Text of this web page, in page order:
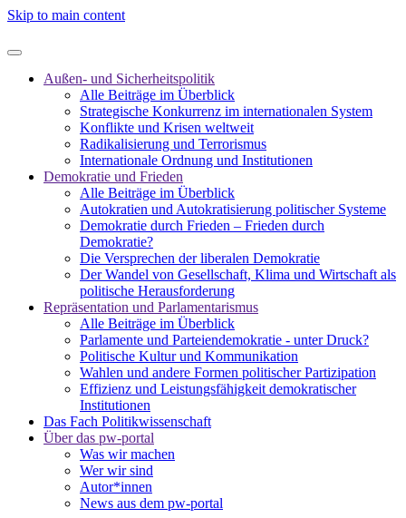
Skip to main content
Außen- und Sicherheitspolitik
Alle Beiträge im Überblick
Strategische Konkurrenz im internationalen System
Konflikte und Krisen weltweit
Radikalisierung und Terrorismus
Internationale Ordnung und Institutionen
Demokratie und Frieden
Alle Beiträge im Überblick
Autokratien und Autokratisierung politischer Systeme
Demokratie durch Frieden – Frieden durch
Demokratie?
Die Versprechen der liberalen Demokratie
Der Wandel von Gesellschaft, Klima und Wirtschaft als
politische Herausforderung
Repräsentation und Parlamentarismus
Alle Beiträge im Überblick
Parlamente und Parteiendemokratie - unter Druck?
Politische Kultur und Kommunikation
Wahlen und andere Formen politischer Partizipation
Effizienz und Leistungsfähigkeit demokratischer
Institutionen
Das Fach Politikwissenschaft
Über das pw-portal
Was wir machen
Wer wir sind
Autor*innen
News aus dem pw-portal